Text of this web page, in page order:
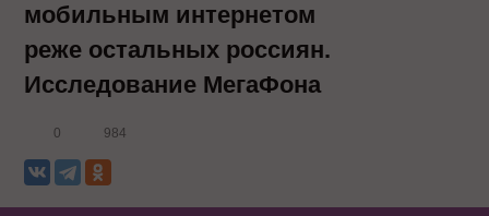
мобильным интернетом
реже остальных россиян.
Исследование МегаФона
0 984